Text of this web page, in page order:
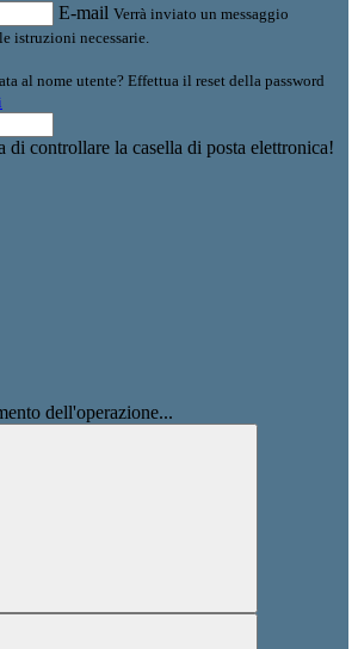
E-mail Verrà inviato un messaggio
istruzioni necessarie.
al nome utente? Effettua il reset della password
di controllare la casella di posta elettronica!
dell'operazione...